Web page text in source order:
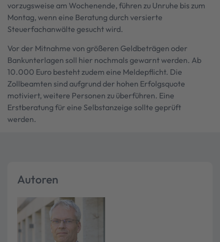
vorzugsweise am Wochenende, führen zu Unruhe bis zum
Montag, wenn eine Beratung durch versierte
Steuerfachanwälte gesucht wird.
Vor der Mitnahme von größeren Geldbeträgen oder
Bankunterlagen soll hier nochmals gewarnt werden. Ab
10.000 Euro besteht zudem eine Meldepflicht. Die
Zollbeamten sind aufgrund der hohen Erfolgsquote
motiviert, weitere Personen zu überführen. Eine
Erstberatung für eine Selbstanzeige sollte geprüft
werden.
Autoren